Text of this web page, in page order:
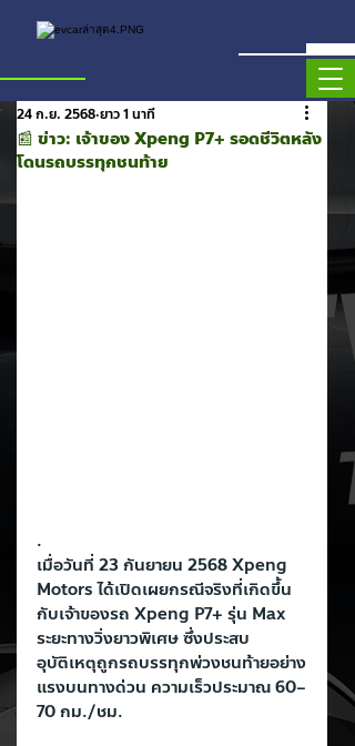
📰 ข่าว: เจ้าของ Xpeng P7+ รอดชีวิตหลัง
โดนรถบรรทุกชนท้าย
24 ก.ย. 2568 ยาว 1 นาที
.
เมื่อวันที่ 23 กันยายน 2568 Xpeng
Motors ได้เปิดเผยกรณีจริงที่เกิดขึ้น
กับเจ้าของรถ Xpeng P7+ รุ่น Max
ระยะทางวิ่งยาวพิเศษ ซึ่งประสบ
อุบัติเหตุถูกรถบรรทุกพ่วงชนท้ายอย่าง
แรงบนทางด่วน ความเร็วประมาณ 60–
70 กม./ชม.